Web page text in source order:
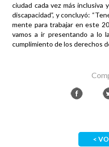
ciudad cada vez más inclusiva
discapacidad”, y concluyó:
mente para trabajar en este
vamos a ir presentando a lo
cumplimiento de los derechos
<